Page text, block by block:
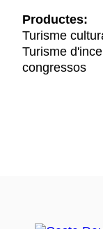
Productes:
Turisme
Turisme
congressos